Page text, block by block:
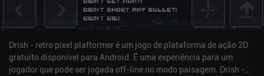
monetiza exibindo anúncios curtos entre os níveis, mas,
considerando o tempo que esses níveis levam para terminar,
assistir aos anúncios nunca será um problema. Para aqueles que
desejam apoiar os desenvolvedores, que claramente dedicaram
muito esforço e amor a esse jogo, há um único iAP que também
desativa os anúncios.
Drish - retro pixel plaftormer é um jogo de plataforma de ação 2D
gratuito disponível para Android. É uma experiência para um
jogador que pode ser jogada off-line no modo paisagem. Drish -